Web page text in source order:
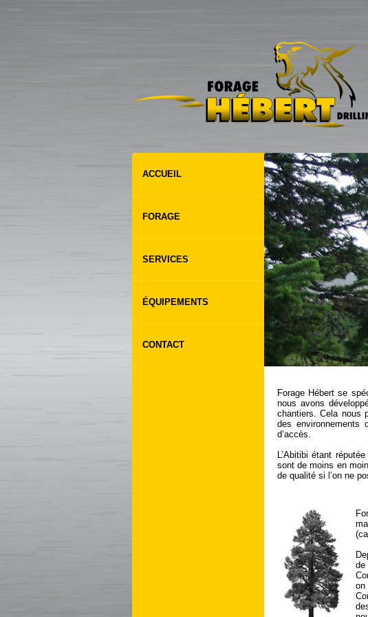
ACCUEIL
FORAGE
SERVICES
ÉQUIPEMENTS
CONTACT
Forage Hébert se
nous avons
chantiers. Cela nous
des environnements
d’accès.
L’Abitibi étant
sont de moins en
de qualité si l’on ne
de